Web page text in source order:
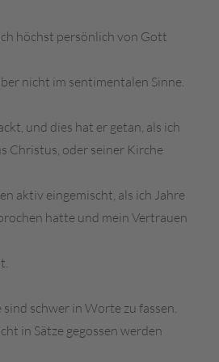
höchst persönlich von Gott
nicht im sentimentalen Sinne.
und dies hat er getan, als ich
Christus, oder seiner Kirche
aktiv eingemischt, als ich Jahre
hatte und mein Vertrauen
schwer in Worte zu fassen.
in Sätze gegossen werden